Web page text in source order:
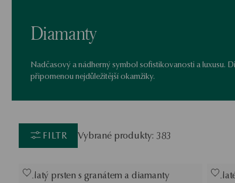
Diamanty
Nadčasový a nádherný symbol sofistikovanosti a luxusu.
připomenou nejdůležitější okamžiky.
FILTR Vybrané produkty: 383
Zlatý prsten s granátem a diamanty